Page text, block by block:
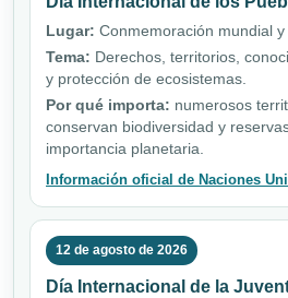
Lugar: Conmemoración mundial
Tema: Derechos, territorios,
y protección de ecosistemas.
Por qué importa: numerosos
conservan biodiversidad y
importancia planetaria.
Información oficial de Naciones
12 de agosto de 2026
Día Internacional de la